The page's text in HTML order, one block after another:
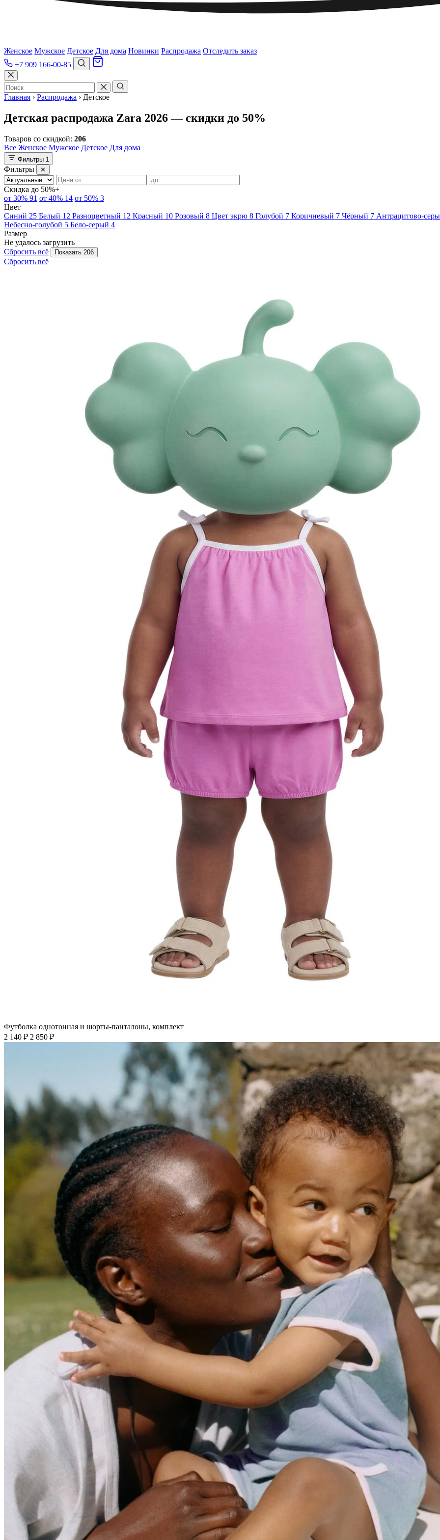
Женское Мужское Детское Для дома Новинки Распродажа Отследить заказ
+7 909 166-00-85
Главная › Распродажа › Детское
Детская распродажа Zara 2026 — скидки до 50%
Товаров со скидкой: 206
Все Женское Мужское Детское Для дома
Фильтры 1
Фильтры ✕
Скидка до 50%+
от 30% 91 от 40% 14 от 50% 3
Цвет
Синий 25 Белый 12 Разноцветный 12 Красный 10 Розовый 8 Цвет экрю 8 Голубой 7 Коричневый 7 Чёрный 7 Антрацитово-
Небесно-голубой 5 Бело-серый 4
Размер
Не удалось загрузить
Сбросить всё
Показать 206
Сбросить всё
Футболка однотонная и шорты-панталоны, комплект
2 140 ₽ 2 850 ₽